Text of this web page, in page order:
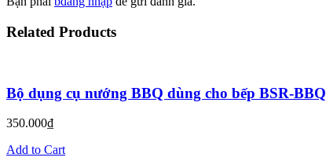
Related Products
Bộ dụng cụ nướng BBQ dùng cho bếp BSR-BBQ
350.000₫
Add to Cart